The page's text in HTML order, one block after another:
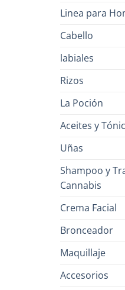
Linea para
Cabello
labiales
Rizos
La Poción
Aceites y
Uñas
Shampoo y
Cannabis
Crema Facial
Bronceador
Maquillaje
Accesorios